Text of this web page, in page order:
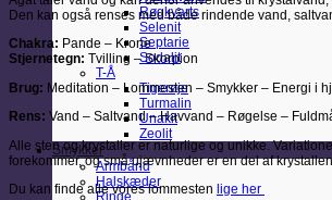
Røgkvarts
Selenit
Septarie
Sodalit
T-Å
Tigerøje
Turmalin
Unakit
Zeolit
Smykker
Armbånd
Halskæder
Den kan også renses med både rindende vand,
Chakra: Pande – Krone
Stjernetegn: Tvilling – Skorpion
Brug: Meditation – Lommesten – Smykker – Energi i
Rens: Vand – Saltvand – Havvand – Røgelse –
Alle sten og krystaller er naturlige og unikke.
forekommer, og små ujævnheder er en del af
Du kan finde alle vores lommesten lige her